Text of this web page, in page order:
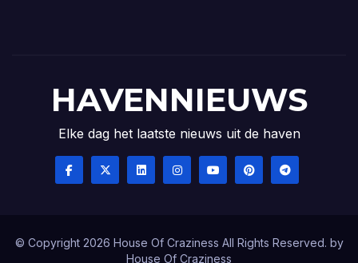
HAVENNIEUWS
Elke dag het laatste nieuws uit de haven
© Copyright 2026 House Of Craziness All Rights Reserved. by
House Of Craziness